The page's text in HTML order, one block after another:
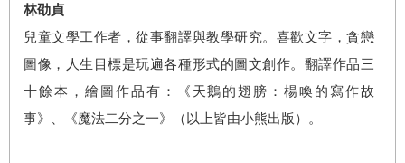
林劭貞
兒童文學工作者，從事翻譯與教學研究。喜歡文字，貪戀
圖像，人生目標是玩遍各種形式的圖文創作。翻譯作品三
十餘本，繪圖作品有：《天鵝的翅膀：楊喚的寫作故
事》、《魔法二分之一》（以上皆由小熊出版）。